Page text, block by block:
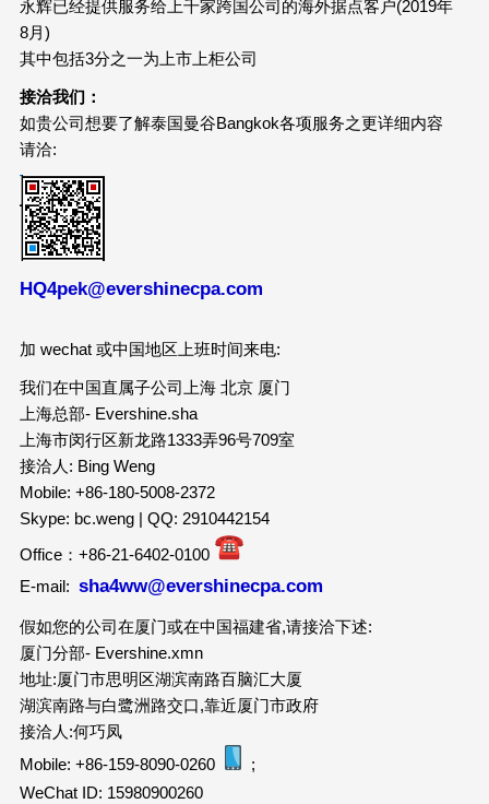
永辉已经提供服务给上千家跨国公司的海外据点客户(2019年
8月)
其中包括3分之一为上市上柜公司
接洽我们：
如贵公司想要了解泰国曼谷Bangkok各项服务之更详细内容
请洽:
HQ4pek@evershinecpa.com
加 wechat 或中国地区上班时间来电:
我们在中国直属子公司上海 北京 厦门
上海总部- Evershine.sha
上海市闵行区新龙路1333弄96号709室
接洽人: Bing Weng
Mobile: +86-180-5008-2372
Skype: bc.weng | QQ: 2910442154
Office：+86-21-6402-0100
E-mail: sha4ww@evershinecpa.com
假如您的公司在厦门或在中国福建省,请接洽下述:
厦门分部- Evershine.xmn
地址:厦门市思明区湖滨南路百脑汇大厦
湖滨南路与白鹭洲路交口,靠近厦门市政府
接洽人:何巧凤
Mobile: +86-159-8090-0260
;
WeChat ID: 15980900260